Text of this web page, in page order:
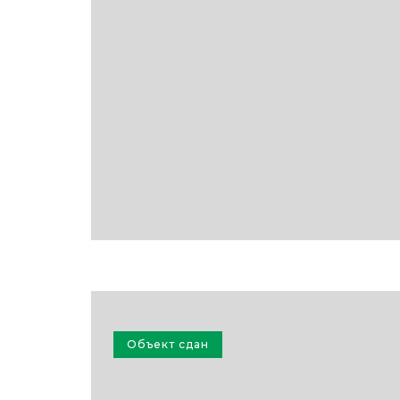
Объект сдан